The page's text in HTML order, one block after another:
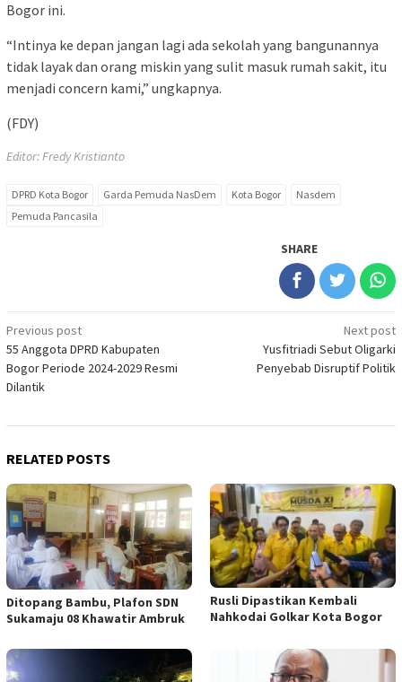
Bogor ini.
“Intinya ke depan jangan lagi ada sekolah yang bangunannya
tidak layak dan orang miskin yang sulit masuk rumah sakit, itu
menjadi concern kami,” ungkapnya.
(FDY)
Editor: Fredy Kristianto
DPRD Kota Bogor Garda Pemuda NasDem Kota Bogor
Nasdem
Pemuda Pancasila
SHARE
Post
navigation
Previous post
55 Anggota DPRD Kabupaten
Bogor Periode 2024-2029 Resmi
Dilantik
Next post
Yusfitriadi Sebut Oligarki
Penyebab Disruptif Politik
RELATED POSTS
Ditopang Bambu, Plafon SDN
Sukamaju 08 Khawatir Ambruk
Rusli Dipastikan Kembali
Nahkodai Golkar Kota Bogor